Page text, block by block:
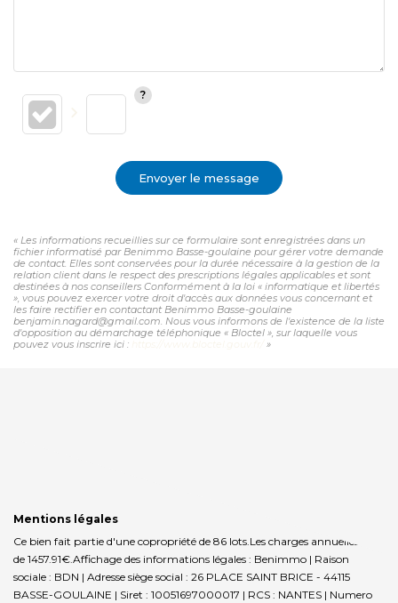
Envoyer le message
« Les informations recueillies sur ce formulaire sont enregistrées dans un
fichier informatisé par Benimmo Basse-goulaine pour gérer votre demande
de contact. Elles sont conservées pour la durée nécessaire à la gestion de la
relation client dans le respect des prescriptions légales applicables et sont
destinées à nos conseillers Conformément à la loi « informatique et libertés
», vous pouvez exercer votre droit d'accès aux données vous concernant et
les faire rectifier en contactant Benimmo Basse-goulaine
benjamin.nagard@gmail.com. Nous vous informons de l'existence de la liste
d'opposition au démarchage téléphonique « Bloctel », sur laquelle vous
pouvez vous inscrire ici :
»
Mentions légales
Ce bien fait partie d'une copropriété de 86 lots.Les charges annuelles sont
de 1457.91€. Affichage des informations légales : Benimmo | Raison
sociale : BDN | Adresse siège social : 26 PLACE SAINT BRICE - 44115
BASSE-GOULAINE | Siret : 10051697000017 | RCS : NANTES | Numero